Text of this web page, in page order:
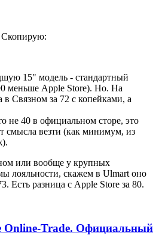
Скопирую:
15" модель - стандартный
меньше Apple Store). Но. На
Связном за 72 с копейками, а
не 40 в официальном сторе, это
смысла везти (как минимум, из
или вообще у крупных
лояльности, скажем в Ulmart оно
Есть разница с Apple Store за 80.
Online-Trade. Официальный